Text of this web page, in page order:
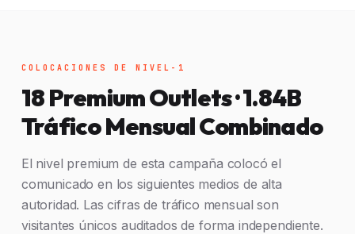
COLOCACIONES DE NIVEL-1
18 Premium Outlets · 1.84B
Tráfico Mensual Combinado
El nivel premium de esta campaña colocó el
comunicado en los siguientes medios de alta
autoridad. Las cifras de tráfico mensual son
visitantes únicos auditados de forma independiente.